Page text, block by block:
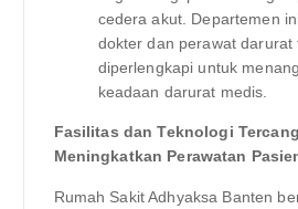
cedera akut. Departemen
dokter dan perawat darurat
diperlengkapi untuk
keadaan darurat medis.
Fasilitas dan Teknologi
Meningkatkan Perawatan
Rumah Sakit Adhyaksa Banten